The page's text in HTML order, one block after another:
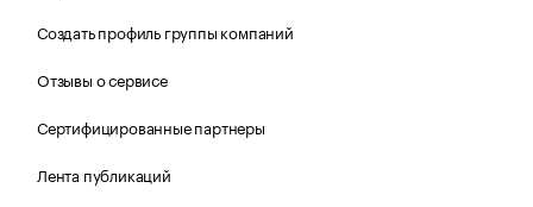
Создать профиль группы компаний
Отзывы о сервисе
Сертифицированные партнеры
Лента публикаций